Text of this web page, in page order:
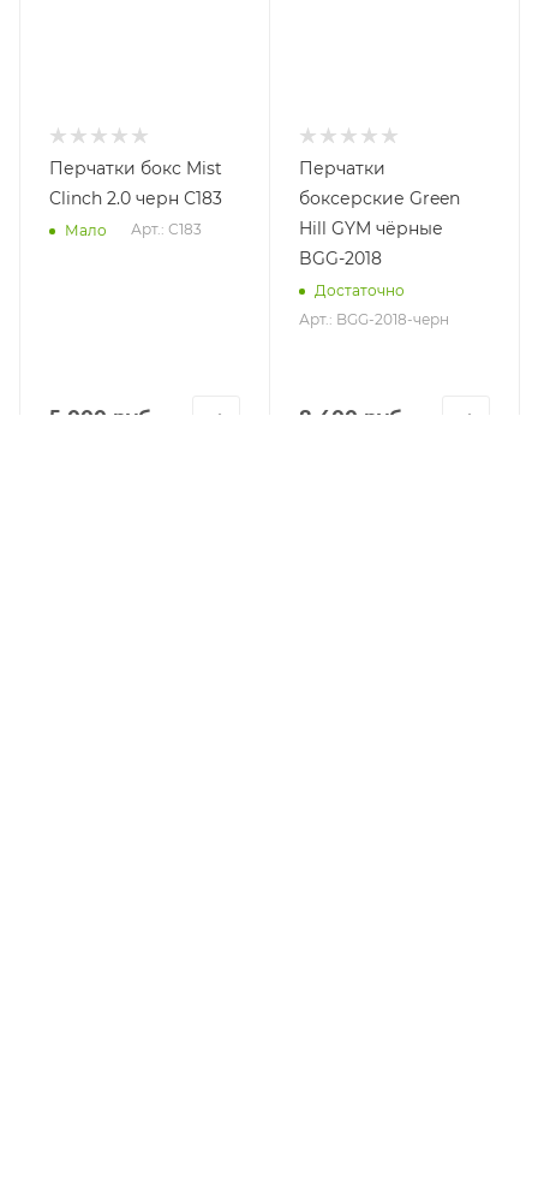
Перчатки бокс Mist
Clinch 2.0 черн С183
Мало Арт.: С183
5 000 руб.
Перчатки
боксерские Green
Hill GYM чёрные
BGG-2018
Достаточно
Арт.: BGG-2018-черн
8 400 руб.